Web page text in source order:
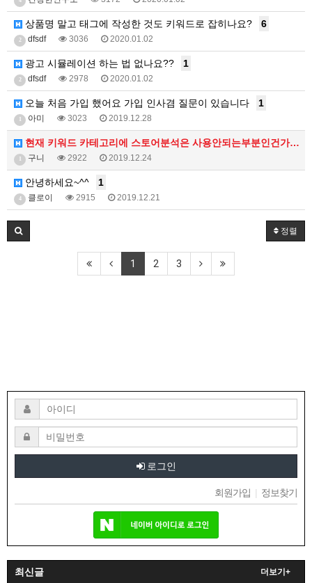
상품명 말고 태그에 작성한 것도 키워드로 잡히나요? 6
2 dfsdf 3036 2020.01.02
광고 시뮬레이션 하는 법 없나요?? 1
2 dfsdf 2978 2020.01.02
오늘 처음 가입 했어요 가입 인사겸 질문이 있습니다 1
아미 3023 2019.12.28
현재 키워드 카테고리에 스토어분석은 사용안되는부분인건가…
구니 2922 2019.12.24
안녕하세요~^^ 1
4 클로이 2915 2019.12.21
정렬
1 2 3
로그인
회원가입 | 정보찾기
최신글 더보기+